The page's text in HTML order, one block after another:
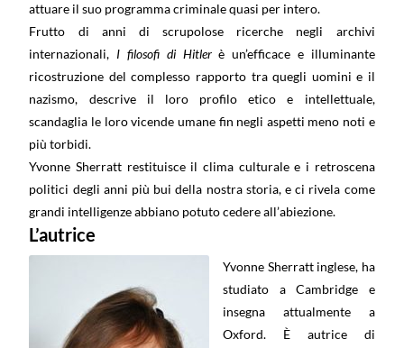
attuare il suo programma criminale quasi per intero.
Frutto di anni di scrupolose ricerche negli archivi
internazionali, I filosofi di Hitlerè un’efficace e illuminante
ricostruzione del complesso rapporto tra quegli uomini e il
nazismo, descrive il loro profilo etico e intellettuale,
scandaglia le loro vicende umane fin negli aspetti meno noti e
più torbidi.
Yvonne Sherratt restituisce il clima culturale e i retroscena
politici degli anni più bui della nostra storia, e ci rivela come
grandi intelligenze abbiano potuto cedere all’abiezione.
L’autrice
Yvonne Sherratt inglese, ha
studiato a Cambridge e
insegna attualmente a
Oxford. È autrice di